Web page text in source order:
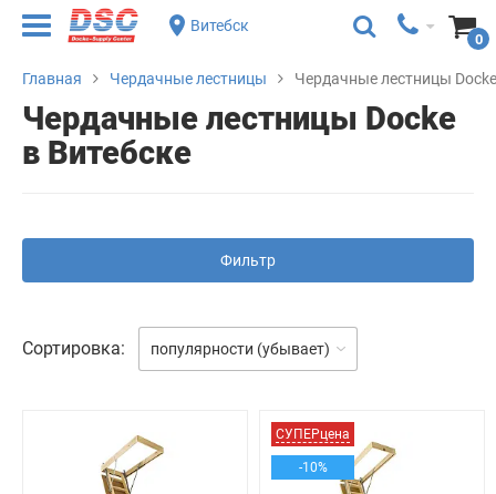
Витебск
0
Главная Чердачные лестницы Чердачные лестницы Docke
Чердачные лестницы Docke
в Витебске
Фильтр
Сортировка: популярности (убывает)
СУПЕРцена
-10%